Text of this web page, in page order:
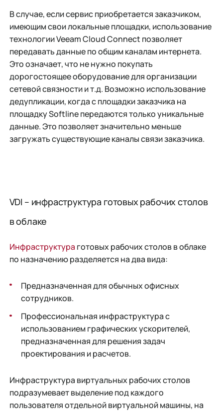
В случае, если сервис приобретается заказчиком,
имеющим свои локальные площадки, использование
технологии Veeam Cloud Connect позволяет
передавать данные по общим каналам интернета.
Это означает, что не нужно покупать
дорогостоящее оборудование для организации
сетевой связности и т.д. Возможно использование
дедупликации, когда с площадки заказчика на
площадку Softline передаются только уникальные
данные. Это позволяет значительно меньше
загружать существующие каналы связи заказчика.
VDI – инфраструктура готовых рабочих столов
в облаке
Инфраструктура готовых рабочих столов в облаке
по назначению разделяется на два вида:
Предназначенная для обычных офисных
сотрудников.
Профессиональная инфраструктура с
использованием графических ускорителей,
предназначенная для решения задач
проектирования и расчетов.
Инфраструктура виртуальных рабочих столов
подразумевает выделение под каждого
пользователя отдельной виртуальной машины, на